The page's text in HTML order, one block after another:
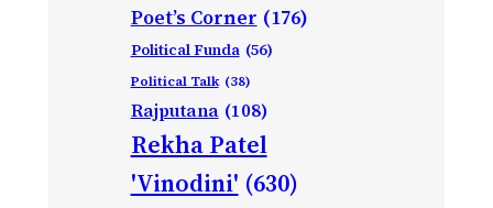
Poet’s Corner (176)
Political Funda (56)
Political Talk (38)
Rajputana (108)
Rekha Patel
'Vinodini' (630)